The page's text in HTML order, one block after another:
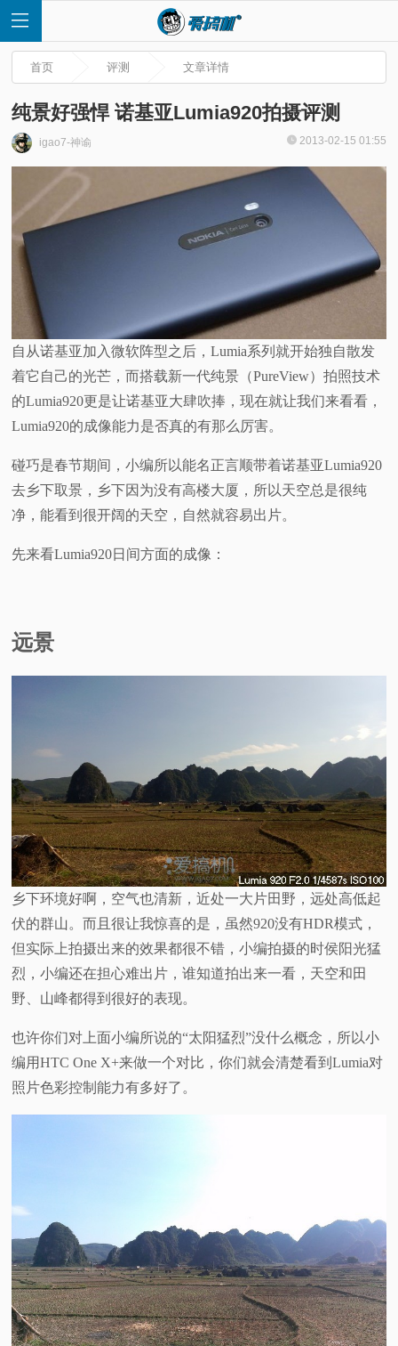
页
快
评
测
视
频
科
普
验
首页 评测 文章详情
纯景好强悍 诺基亚Lumia920拍摄评测
igao7-神谕 2013-02-15 01:55
自从诺基亚加入微软阵型之后，Lumia系列就开始独自散发
着它自己的光芒，而搭载新一代纯景（PureView）拍照技术
的Lumia920更是让诺基亚大肆吹捧，现在就让我们来看看，
Lumia920的成像能力是否真的有那么厉害。
碰巧是春节期间，小编所以能名正言顺带着诺基亚Lumia920
去乡下取景，乡下因为没有高楼大厦，所以天空总是很纯
净，能看到很开阔的天空，自然就容易出片。
先来看Lumia920日间方面的成像：
远景
乡下环境好啊，空气也清新，近处一大片田野，远处高低起
伏的群山。而且很让我惊喜的是，虽然920没有HDR模式，
但实际上拍摄出来的效果都很不错，小编拍摄的时侯阳光猛
烈，小编还在担心难出片，谁知道拍出来一看，天空和田
野、山峰都得到很好的表现。
也许你们对上面小编所说的“太阳猛烈”没什么概念，所以小
编用HTC One X+来做一个对比，你们就会清楚看到Lumia对
照片色彩控制能力有多好了。